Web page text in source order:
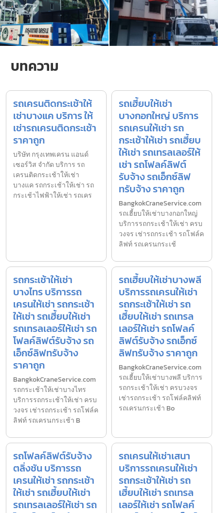
บทความ
รถเครนติดกระเช้าให้
เช่าบางแค บริการ ให้
เช่ารถเครนติดกระเช้า
ราคาถูก
บริษัท กรุงเทพเครน แอนด์
เซอร์วิส จำกัด บริการ รถ
เครนติดกระเช้าให้เช่า
บางแค รถกระเช้าให้เช่า รถ
กระเช้าไฟฟ้าให้เช่า รถเคร
รถเฮี้ยบให้เช่า
บางกอกใหญ่ บริการ
รถเครนให้เช่า รถ
กระเช้าให้เช่า รถเฮี้ยบ
ให้เช่า รถเทรลเลอร์ให้
เช่า รถโฟลค์ลิฟต์
รับจ้าง รถเอ็กซ์ลิฟ
ทรับจ้าง ราคาถูก
BangkokCraneService.com
รถเฮี้ยบให้เช่าบางกอกใหญ่
บริการรถกระเช้าให้เช่า ครบ
วงจร เช่ารถกระเช้า รถโฟล์ค
ลิฟท์ รถเครนกระเช้
รถกระเช้าให้เช่า
บางไทร บริการรถ
เครนให้เช่า รถกระเช้า
ให้เช่า รถเฮี้ยบให้เช่า
รถเทรลเลอร์ให้เช่า รถ
โฟลค์ลิฟต์รับจ้าง รถ
เอ็กซ์ลิฟทรับจ้าง
ราคาถูก
BangkokCraneService.com
รถกระเช้าให้เช่าบางไทร
บริการรถกระเช้าให้เช่า ครบ
วงจร เช่ารถกระเช้า รถโฟล์ค
ลิฟท์ รถเครนกระเช้า B
รถเฮี้ยบให้เช่าบางพลี
บริการรถเครนให้เช่า
รถกระเช้าให้เช่า รถ
เฮี้ยบให้เช่า รถเทรล
เลอร์ให้เช่า รถโฟลค์
ลิฟต์รับจ้าง รถเอ็กซ์
ลิฟทรับจ้าง ราคาถูก
BangkokCraneService.com
รถเฮี้ยบให้เช่าบางพลี บริการ
รถกระเช้าให้เช่า ครบวงจร
เช่ารถกระเช้า รถโฟล์คลิฟท์
รถเครนกระเช้า Bo
รถโฟลค์ลิฟต์รับจ้าง
ตลิ่งชัน บริการรถ
เครนให้เช่า รถกระเช้า
ให้เช่า รถเฮี้ยบให้เช่า
รถเทรลเลอร์ให้เช่า รถ
รถเครนให้เช่าเสนา
บริการรถเครนให้เช่า
รถกระเช้าให้เช่า รถ
เฮี้ยบให้เช่า รถเทรล
เลอร์ให้เช่า รถโฟลค์